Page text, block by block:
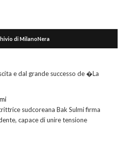
di MilanoNera
e dal grande successo de �La
sudcoreana Bak Sulmi firma
capace di unire tensione